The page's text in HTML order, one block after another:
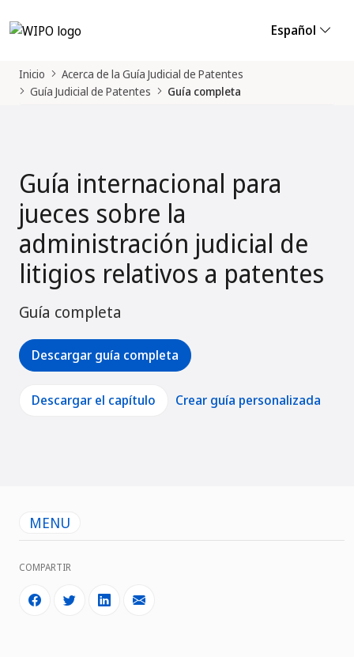
Español
Inicio
Acerca de la Guía Judicial de Patentes
Guía Judicial de Patentes
Guía completa
Guía internacional para
jueces sobre la
administración judicial de
litigios relativos a patentes
Guía completa
Descargar guía completa
Descargar el capítulo Crear guía personalizada
MENU
COMPARTIR